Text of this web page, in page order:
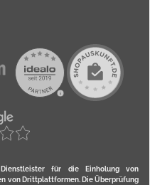
für die Einholung von
von Drittplattformen. Die Überprüfung